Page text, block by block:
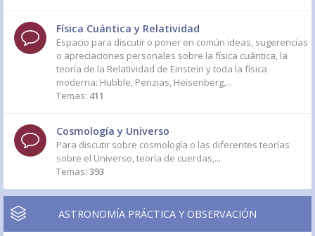
Física Cuántica y Relatividad
Espacio para discutir o poner en común ideas, sugerencias
o apreciaciones personales sobre la física cuántica, la
teoría de la Relatividad de Einstein y toda la física
moderna: Hubble, Penzias, Heisenberg,...
Temas: 411
Cosmología y Universo
Para discutir sobre cosmología o las diferentes teorías
sobre el Universo, teoría de cuerdas,...
Temas: 393
ASTRONOMÍA PRÁCTICA Y OBSERVACIÓN